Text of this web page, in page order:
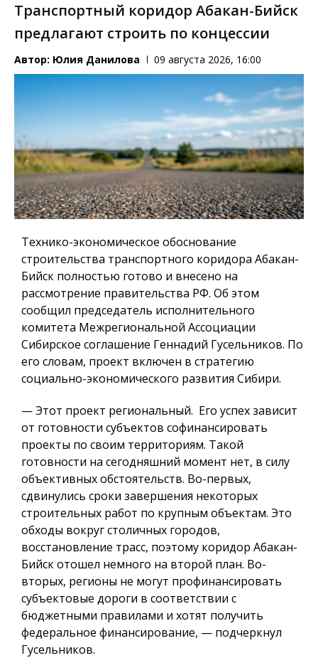
Транспортный коридор Абакан-Бийск
предлагают строить по концессии
Автор: Юлия Данилова 09 августа 2026, 16:00
Технико-экономическое обоснование
строительства транспортного коридора Абакан-
Бийск полностью готово и внесено на
рассмотрение правительства РФ. Об этом
сообщил председатель исполнительного
комитета Межрегиональной Ассоциации
Сибирское соглашение Геннадий Гусельников. По
его словам, проект включен в стратегию
социально-экономического развития Сибири.
— Этот проект региональный. Его успех зависит
от готовности субъектов софинансировать
проекты по своим территориям. Такой
готовности на сегодняшний момент нет, в силу
объективных обстоятельств. Во-первых,
сдвинулись сроки завершения некоторых
строительных работ по крупным объектам. Это
обходы вокруг столичных городов,
восстановление трасс, поэтому коридор Абакан-
Бийск отошел немного на второй план. Во-
вторых, регионы не могут профинансировать
субъектовые дороги в соответствии с
бюджетными правилами и хотят получить
федеральное финансирование, — подчеркнул
Гусельников.